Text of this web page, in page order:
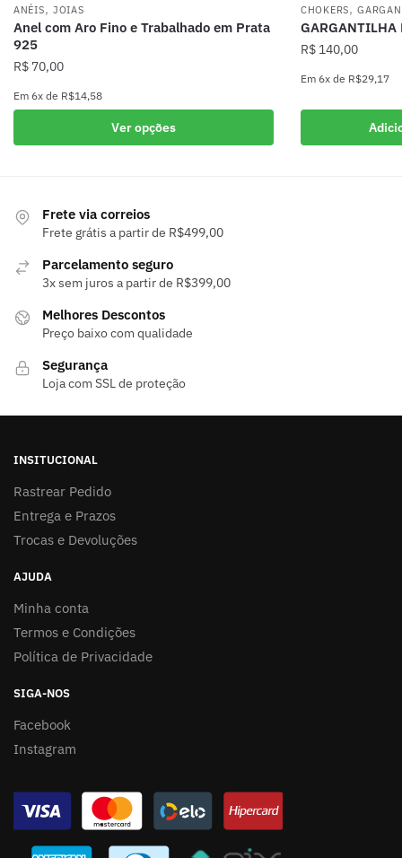
ANÉIS, JOIAS
Anel com Aro Fino e Trabalhado em Prata
925
R$ 70,00
Em 6x de R$14,58
Ver opções
produto
variantes.
As
podem
escolhidas
página
do
CHOKERS,
GARGANTILHA
R$ 140,00
Em 6x de R$29,17
Frete via correios
Frete grátis a partir de R$499,00
Parcelamento seguro
3x sem juros a partir de R$399,00
Melhores Descontos
Preço baixo com qualidade
Segurança
Loja com SSL de proteção
INSITUCIONAL
Rastrear Pedido
Entrega e Prazos
Trocas e Devoluções
AJUDA
Minha conta
Termos e Condições
Política de Privacidade
SIGA-NOS
Facebook
Instagram